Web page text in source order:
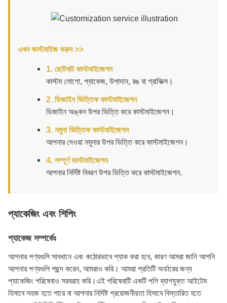
এখন কাস্টমাইজ করুন >>
1. ছোটখাট কাস্টমাইজেশন
কাস্টম লোগো, প্যাকেজ, উপাদান, রঙ বা গ্রাফিক্স।
2. ডিজাইন ভিত্তিক কাস্টমাইজেশন
ডিজাইন অঙ্কন উপর ভিত্তি করে কাস্টমাইজেশন।
3. নমুনা ভিত্তিক কাস্টমাইজেশন
আপনার দেওয়া নমুনার উপর ভিত্তি করে কাস্টমাইজেশন।
4. সম্পূর্ণ কাস্টমাইজেশন
আপনার নির্দিষ্ট বিবরণ উপর ভিত্তি করে কাস্টমাইজেশন.
প্যাকেজিং এবং শিপিং
প্যাকেজ সম্পর্কেঃ
আপনার পণ্যগুলি সাবধানে এবং কঠোরভাবে প্যাক করা হবে, কারণ আমরা জানি আপনি
আপনার পণ্যগুলি পছন্দ করেন, আমরাও করি। আমরা প্রতিটি অর্ডারের জন্য
প্যাকেজিং পরিষেবাও সরবরাহ করি।এই পরিষেবাটি একটি পলি ব্যাগযুক্ত আইটেম
হিসাবে সহজ হতে পারে বা আপনার নির্দিষ্ট প্রয়োজনীয়তা হিসাবে বিস্তারিত হতে